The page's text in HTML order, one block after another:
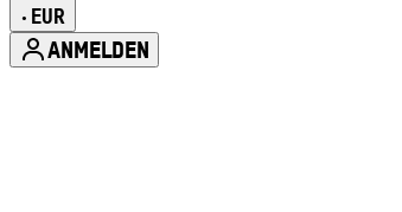
• EUR
ANMELDEN